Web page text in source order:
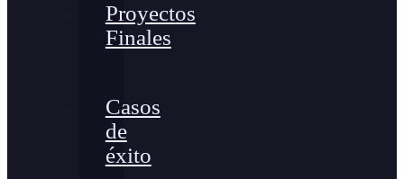
Proyectos
Finales
Casos
de
éxito